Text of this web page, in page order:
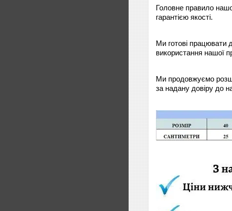
Головне правило
гарантією якості.
Ми готові працювати
використання нашої
Ми продовжуємо
за надану довіру до